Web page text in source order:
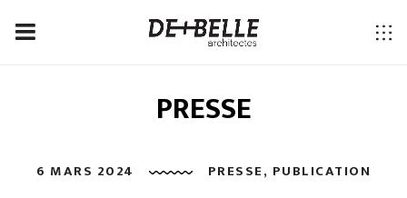
PRESSE
6 MARS 2024 PRESSE, PUBLICATION